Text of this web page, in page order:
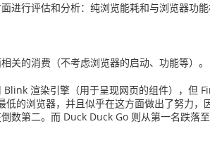
进行评估和分析：纯浏览能耗和与浏览器功能
关的消费（不考虑浏览器的启动、功能等）。
Blink 渲染引擎（用于呈现网页的组件），但
低的浏览器，并且似乎在这方面做出了努力
数第二。而 Duck Duck Go 则从第一名跌落至